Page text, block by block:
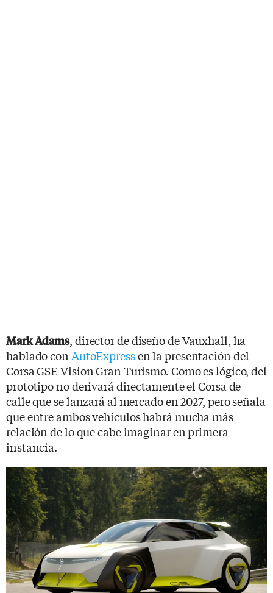
Mark Adams, director de diseño de Vauxhall, ha
hablado conAutoExpressen la presentación del
Corsa GSE Vision Gran Turismo. Como es lógico, del
prototipo no derivará directamente el Corsa de
calle que se lanzará al mercado en 2027, pero señala
que entre ambos vehículos habrá mucha más
relación de lo que cabe imaginar en primera
instancia.